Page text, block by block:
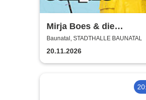
Mirja Boes & die
HonkeyDonkeys - carpfe
diem!
Baunatal, STADTHALLE BAUNATAL
20.11.2026